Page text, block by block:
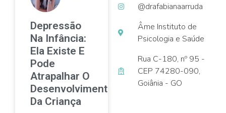
Depressão
Na Infância:
Ela Existe E
Pode
Atrapalhar O
Desenvolvimento
Da Criança
@drafabianaarruda
Âme Instituto de
Psicologia e Saúde
Rua C-180, nº 95 -
CEP 74280-090,
Goiânia - GO